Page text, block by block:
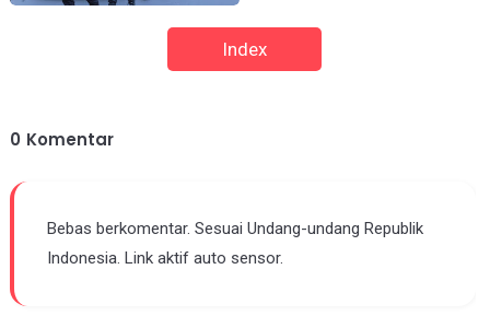
Index
0 Komentar
Bebas berkomentar. Sesuai Undang-undang Republik
Indonesia. Link aktif auto sensor.